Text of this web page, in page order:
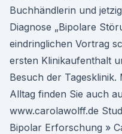
Buchhändlerin und
Diagnose „Bipolare
eindringlichen Vortrag
ersten Klinikaufenthalt
Besuch der
Alltag finden Sie auch
www.carolawolff.de
Bipolar Erforschung »